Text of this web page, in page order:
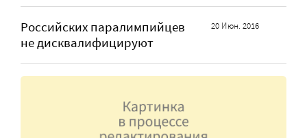
Российских паралимпийцев
не дисквалифицируют
20 Июн. 2016